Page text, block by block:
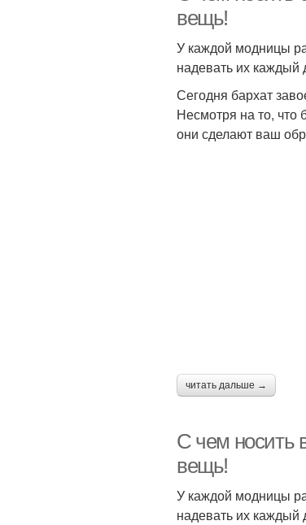
вещь!
У каждой модницы
надевать их каждый
Сегодня бархат
Несмотря на то, что
они сделают ваш
читать дальше →
С чем носить
вещь!
У каждой модницы
надевать их каждый